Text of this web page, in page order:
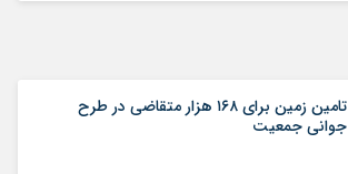
تامین زمین برای ۱۶۸ هزار متقاضی در طرح
جوانی جمعیت